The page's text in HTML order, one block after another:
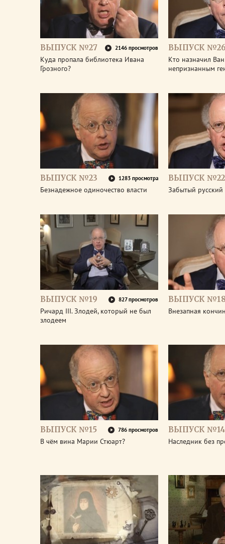
ВЫПУСК №27 2146 просмотров
Куда пропала библиотека Ивана
Грозного?
ВЫПУСК
Кто назначил Ван
непризнанным
ВЫПУСК №23 1283 просмотра
Безнадежное одиночество власти
ВЫПУСК №22
Забытый русский
ВЫПУСК №19 827 просмотров
Ричард III. Злодей, который не был
злодеем
ВЫПУСК
Внезапная
ВЫПУСК №15 786 просмотров
В чём вина Марии Стюарт?
ВЫПУСК №14
Наследник без